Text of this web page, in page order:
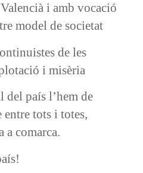
i amb vocació
model de societat
de les
i misèria
del país l’hem de
entre tots i totes,
a comarca.